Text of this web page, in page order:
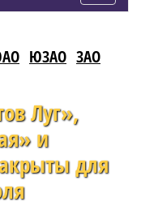
ЮЗАО ЗАО
Луг»,
и
для